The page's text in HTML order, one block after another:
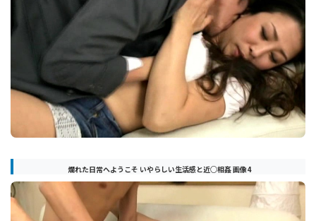
爛れた日常へようこそ いやらしい生活感と近○相姦 画像4